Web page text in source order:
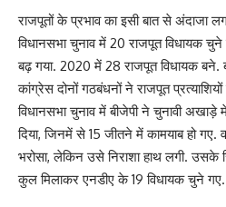
राजपूतों के प्रभाव का इसी बात से अंदाजा
विधानसभा चुनाव में 20 राजपूत विधायक
बढ़ गया. 2020 में 28 राजपूत विधायक
कांग्रेस दोनों गठबंधनों ने राजपूत
विधानसभा चुनाव में बीजेपी ने चुनावी अखाड़े
दिया, जिनमें से 15 जीतने में कामयाब हो गए.
भरोसा, लेकिन उसे निराशा हाथ लगी. उसके
कुल मिलाकर एनडीए के 19 विधायक चुने गए.